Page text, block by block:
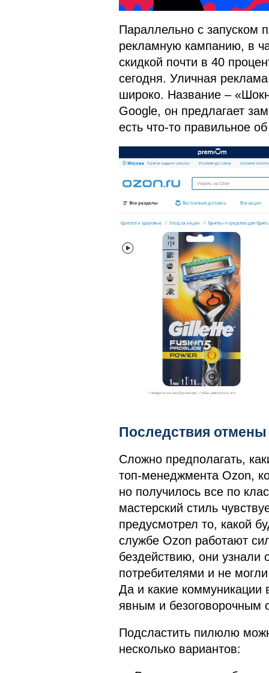
Параллельно с запуском
рекламную кампанию, в
скидкой почти в 40
сегодня. Уличная
широко. Название –
Google, он предлагает
есть что-то правильное
Последствия отмены
Сложно предполагать,
топ-менеджмента Ozon,
но получилось все по
мастерский стиль
предусмотрел то, какой
службе Ozon работают
бездействию, они узнали
потребителями и не
Да и какие
явным и безоговорочным
Подсластить пилюлю
несколько вариантов: